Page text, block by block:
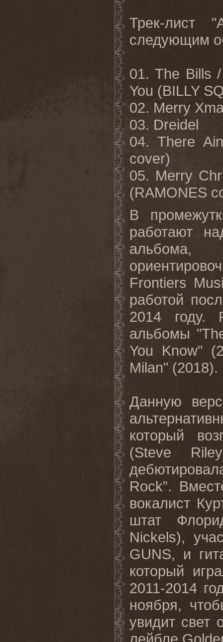
Трек-лист
следующим
01. The Bills
You (BILLY
02. Merry
03. Dreidel
04. There
cover)
05. Merry
(RAMONES
В
работают
альбома,
Frontiers
работой
2014 году.
альбомы
You Know"
Milan" (2018).
Данную
который
(Steve
Rock”.
вокалист
штат
Nickels),
GUNS, и
который
2011-2014
ноября,
увидит свет
лейбле